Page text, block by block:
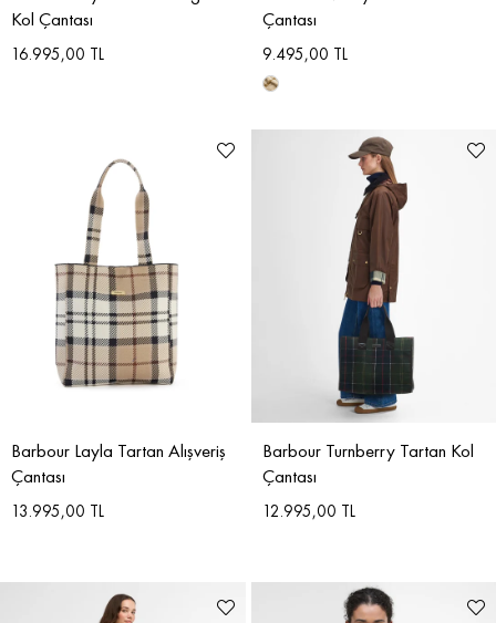
Kol Çantası
16.995,00 TL
Çantası
9.495,00 TL
Barbour Layla Tartan Alışveriş
Çantası
13.995,00 TL
Barbour Turnberry Tartan Kol
Çantası
12.995,00 TL